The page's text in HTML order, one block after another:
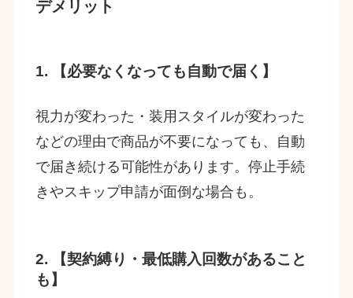
デメリット
1. 【必要なくなっても自動で届く】
視力が変わった・装用スタイルが変わった
などの理由で商品が不要になっても、自動
で届き続ける可能性があります。停止手続
きやスキップ申請が面倒な場合も。
2. 【契約縛り・最低購入回数があること
も】